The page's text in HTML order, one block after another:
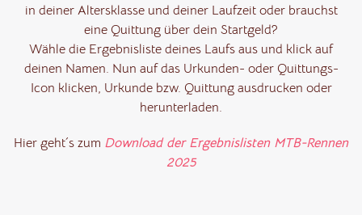
in deiner Altersklasse und deiner Laufzeit oder brauchst
eine Quittung über dein Startgeld?
Wähle die Ergebnisliste deines Laufs aus und klick auf
deinen Namen. Nun auf das Urkunden- oder Quittungs-
Icon klicken, Urkunde bzw. Quittung ausdrucken oder
herunterladen.
Hier geht´s zum Download der Ergebnislisten MTB-Rennen
2025